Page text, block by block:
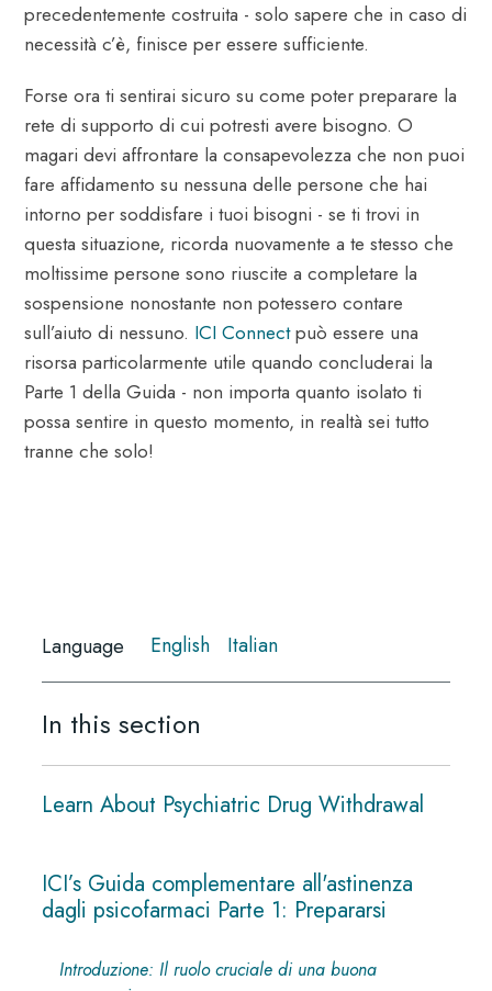
precedentemente costruita - solo sapere che in caso di
necessità c’è, finisce per essere sufficiente.
Forse ora ti sentirai sicuro su come poter preparare la
rete di supporto di cui potresti avere bisogno. O
magari devi affrontare la consapevolezza che non puoi
fare affidamento su nessuna delle persone che hai
intorno per soddisfare i tuoi bisogni - se ti trovi in
questa situazione, ricorda nuovamente a te stesso che
moltissime persone sono riuscite a completare la
sospensione nonostante non potessero contare
sull’aiuto di nessuno. ICI Connectpuò essere una
risorsa particolarmente utile quando concluderai la
Parte 1 della Guida - non importa quanto isolato ti
possa sentire in questo momento, in realtà sei tutto
tranne che solo!
Language English Italian
In this section
Learn About Psychiatric Drug Withdrawal
ICI’s Guida complementare all'astinenza
dagli psicofarmaci Parte 1: Prepararsi
Introduzione: Il ruolo cruciale di una buona